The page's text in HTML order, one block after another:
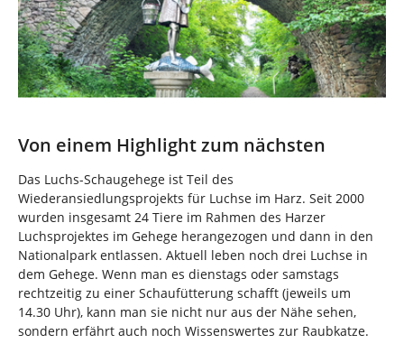
Von einem Highlight zum nächsten
Das Luchs-Schaugehege ist Teil des
Wiederansiedlungsprojekts für Luchse im Harz. Seit 2000
wurden insgesamt 24 Tiere im Rahmen des Harzer
Luchsprojektes im Gehege herangezogen und dann in den
Nationalpark entlassen. Aktuell leben noch drei Luchse in
dem Gehege. Wenn man es dienstags oder samstags
rechtzeitig zu einer Schaufütterung schafft (jeweils um
14.30 Uhr), kann man sie nicht nur aus der Nähe sehen,
sondern erfährt auch noch Wissenswertes zur Raubkatze.